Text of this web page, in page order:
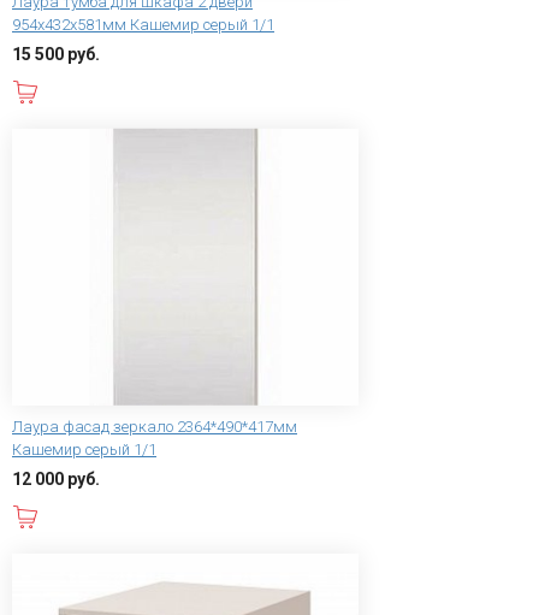
954x432x581мм Кашемир серый 1/1
15 500 руб.
Лаура фасад зеркало 2364*490*417мм
Кашемир серый 1/1
12 000 руб.